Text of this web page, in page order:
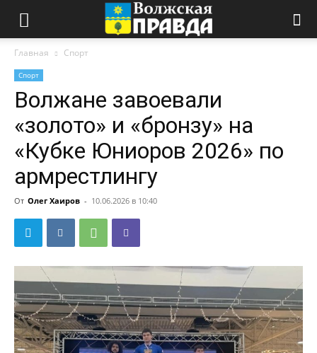
Главная Спорт
Спорт
Волжане завоевали
«золото» и «бронзу» на
«Кубке Юниоров 2026» по
армрестлингу
От Олег Хаиров - 10.06.2026 в 10:40